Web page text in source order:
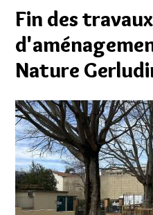
Fin des travaux
Nature